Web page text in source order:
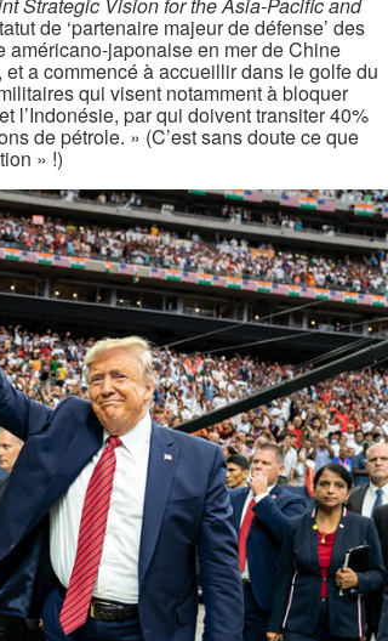
de ‘partenaire majeur de défense’ des
japonaise en mer de Chine
a commencé à accueillir dans le golfe du
qui visent notamment à bloquer
l’Indonésie, par qui doivent transiter 40%
de pétrole. » (C’est sans doute ce que
» !)